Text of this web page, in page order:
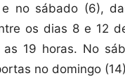
no sábado (6),
os dias 8 e 12
19 horas. No
no domingo